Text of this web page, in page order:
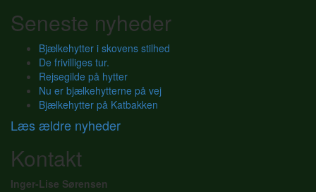
Seneste nyheder
Bjælkehytter i skovens stilhed
De frivilliges tur.
Rejsegilde på hytter
Nu er bjælkehytterne på vej
Bjælkehytter på Katbakken
Læs ældre nyheder
Kontakt
Inger-Lise Sørensen